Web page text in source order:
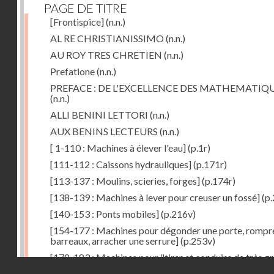
PAGE DE TITRE
[Frontispice](n.n.)
AL RE CHRISTIANISSIMO (n.n.)
AU ROY TRES CHRETIEN (n.n.)
Prefatione(n.n.)
PREFACE : DE L'EXCELLENCE DES
(n.n.)
ALLI BENINI LETTORI (n.n.)
AUX BENINS LECTEURS (n.n.)
[ 1-110 : Machines à élever l'eau](p.1r)
[111-112 : Caissons hydrauliques](p.171r)
[113-137 : Moulins, scieries, forges](p.174r)
[138-139 : Machines à lever pour creuser un fossé]
[140-153 : Ponts mobiles](p.216v)
[154-177 : Machines pour dégonder une porte,
barreaux, arracher une serrure](p.253v)
[178-183 : Machines pour "tirer et conduire de très